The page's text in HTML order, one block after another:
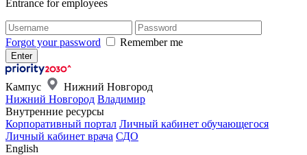
Entrance for employees
Forgot your password Remember me
Кампус
Нижний Новгород
Нижний Новгород Владимир
Внутренние ресурсы
Корпоративный портал Личный кабинет обучающегося
Личный кабинет врача СДО
English